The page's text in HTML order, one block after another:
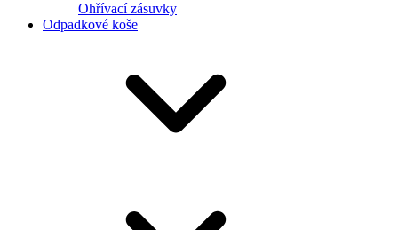
Ohřívací zásuvky
Odpadkové koše